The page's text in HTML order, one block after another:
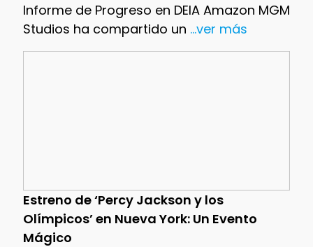
Informe de Progreso en DEIA Amazon MGM
Studios ha compartido un ...ver más
Estreno de ‘Percy Jackson y los
Olímpicos’ en Nueva York: Un Evento
Mágico